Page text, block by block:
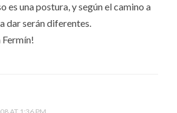
es una postura, y según el camino a
dar serán diferentes.
Fermín!